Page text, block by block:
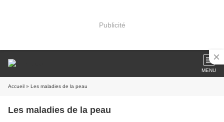
Publicité
MENU
Accueil » Les maladies de la peau
Les maladies de la peau